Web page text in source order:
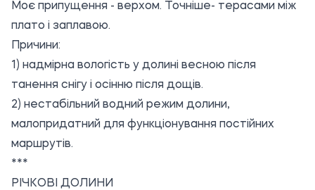
Моє припущення - верхом. Точніше- терасами між
плато і заплавою.
Причини:
1) надмірна вологість у долині весною після
танення снігу і осінню після дощів.
2) нестабільний водний режим долини,
малопридатний для функціонування постійних
маршрутів.
***
РІЧКОВІ ДОЛИНИ